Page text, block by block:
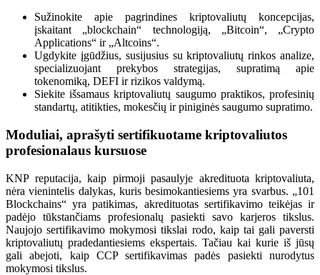
Sužinokite apie pagrindines kriptovaliutų koncepcijas,
įskaitant „blockchain“ technologiją, „Bitcoin“, „Crypto
Applications“ ir „Altcoins“.
Ugdykite įgūdžius, susijusius su kriptovaliutų rinkos analize,
specializuojant prekybos strategijas, supratimą apie
tokenomiką, DEFI ir rizikos valdymą.
Siekite išsamaus kriptovaliutų saugumo praktikos, profesinių
standartų, atitikties, mokesčių ir piniginės saugumo supratimo.
Moduliai, aprašyti sertifikuotame kriptovaliutos
profesionalaus kursuose
KNP reputacija, kaip pirmoji pasaulyje akredituota kriptovaliuta,
nėra vienintelis dalykas, kuris besimokantiesiems yra svarbus. „101
Blockchains“ yra patikimas, akredituotas sertifikavimo teikėjas ir
padėjo tūkstančiams profesionalų pasiekti savo karjeros tikslus.
Naujojo sertifikavimo mokymosi tikslai rodo, kaip tai gali paversti
kriptovaliutų pradedantiesiems ekspertais. Tačiau kai kurie iš jūsų
gali abejoti, kaip CCP sertifikavimas padės pasiekti nurodytus
mokymosi tikslus.